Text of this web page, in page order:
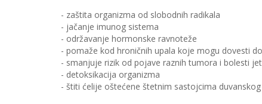
- zaštita organizma od slobodnih radikala
- jačanje imunog sistema
- održavanje hormonske ravnoteže
- pomaže kod hroničnih upala koje mogu dovesti
- smanjuje rizik od pojave raznih tumora i bolesti
- detoksikacija organizma
- štiti ćelije oštećene štetnim sastojcima